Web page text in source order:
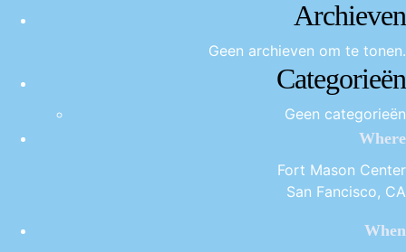
Archieven
Geen archieven om te tonen.
Categorieën
Geen categorieën
Where
Fort Mason Center
San Fancisco, CA
When